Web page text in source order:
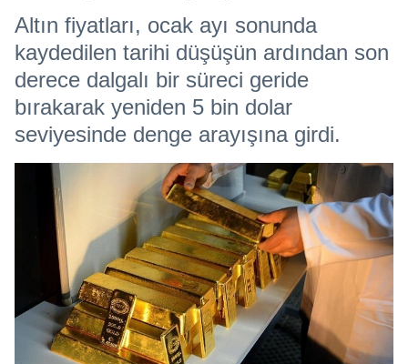
Altın fiyatları, ocak ayı sonunda
kaydedilen tarihi düşüşün ardından son
derece dalgalı bir süreci geride
bırakarak yeniden 5 bin dolar
seviyesinde denge arayışına girdi.